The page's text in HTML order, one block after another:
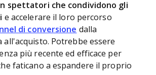
spettatori che condividono gli
e accelerare il loro percorso
di conversione dalla
all'acquisto. Potrebbe essere
più recente ed efficace per
faticano a espandere il proprio